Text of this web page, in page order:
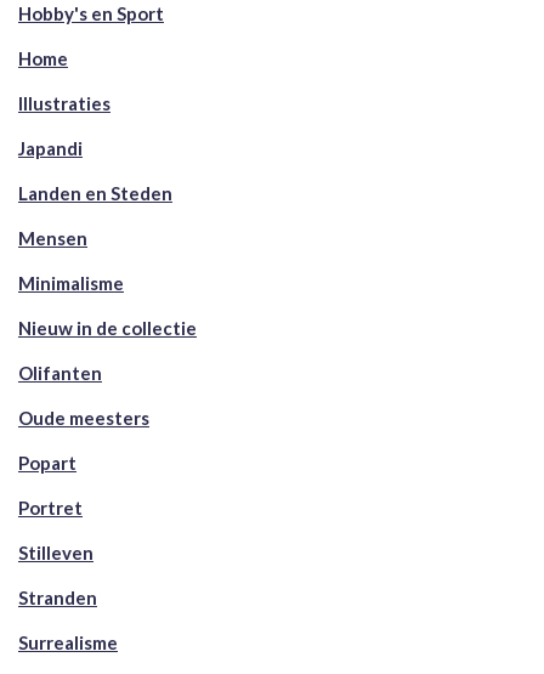
Hobby's en Sport
Home
Illustraties
Japandi
Landen en Steden
Mensen
Minimalisme
Nieuw in de collectie
Olifanten
Oude meesters
Popart
Portret
Stilleven
Stranden
Surrealisme